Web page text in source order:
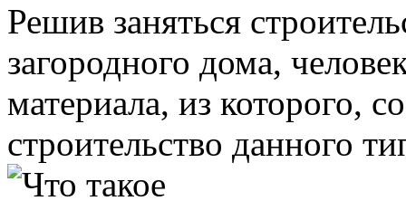
Решив заняться
загородного дома,
материала, из которого,
строительство данного